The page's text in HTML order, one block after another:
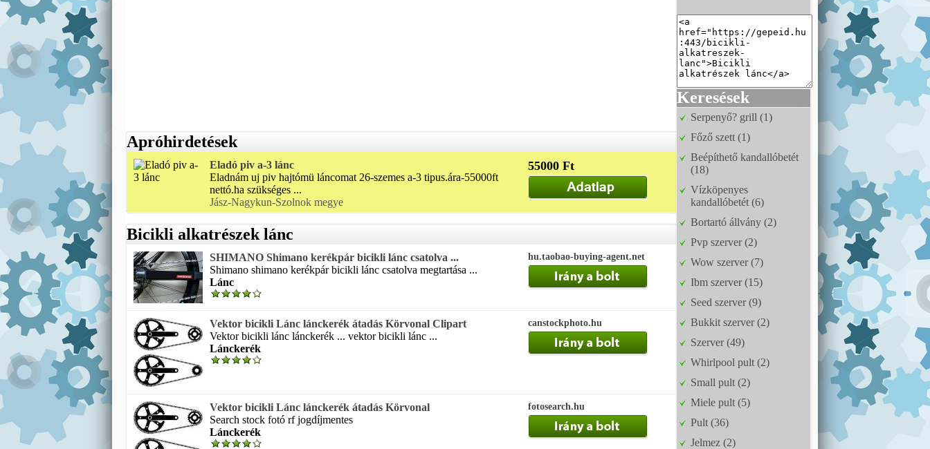
Apróhirdetések
Eladó piv a-3 lánc
Eladnám uj piv hajtómü láncomat 26-szemes a-3 tipus.ára-55000ft
nettó.ha szükséges ...
Jász-Nagykun-Szolnok megye
55000 Ft
Bicikli alkatrészek lánc
SHIMANO Shimano kerékpár bicikli lánc csatolva ...
Shimano shimano kerékpár bicikli lánc csatolva megtartása ...
Lánc
hu.taobao-buying-agent.net
Vektor bicikli Lánc lánckerék átadás Körvonal Clipart
Vektor bicikli lánc lánckerék ... vektor bicikli lánc ...
Lánckerék
canstockphoto.hu
Vektor bicikli Lánc lánckerék átadás Körvonal
Search stock fotó rf jogdíjmentes
Lánckerék
fotosearch.hu
Keresések
Serpenyő? grill (1)
Főző szett (1)
Beépíthető kandallóbetét
(18)
Vízköpenyes
kandallóbetét (6)
Bortartó állvány (2)
Pvp szerver (2)
Wow szerver (7)
Ibm szerver (15)
Seed szerver (9)
Bukkit szerver (2)
Szerver (49)
Whirlpool pult (2)
Small pult (2)
Miele pult (5)
Pult (36)
Jelmez (2)